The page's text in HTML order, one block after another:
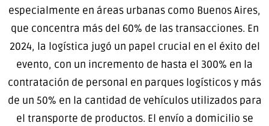
especialmente en áreas urbanas como Buenos Aires,
que concentra más del 60% de las transacciones. En
2024, la logística jugó un papel crucial en el éxito del
evento, con un incremento de hasta el 300% en la
contratación de personal en parques logísticos y más
de un 50% en la cantidad de vehículos utilizados para
el transporte de productos. El envío a domicilio se